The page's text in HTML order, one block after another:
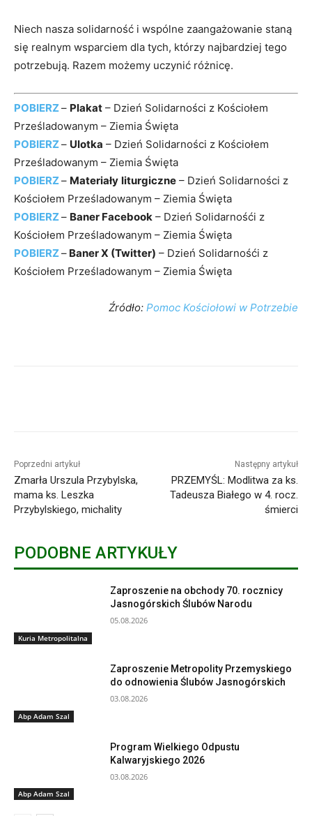
Niech nasza solidarność i wspólne zaangażowanie staną
się realnym wsparciem dla tych, którzy najbardziej tego
potrzebują. Razem możemy uczynić różnicę.
POBIERZ– Plakat – Dzień Solidarności z Kościołem
Prześladowanym – Ziemia Święta
POBIERZ– Ulotka – Dzień Solidarności z Kościołem
Prześladowanym – Ziemia Święta
POBIERZ– Materiały liturgiczne – Dzień Solidarności z
Kościołem Prześladowanym – Ziemia Święta
POBIERZ– Baner Facebook – Dzień Solidarnośći z
Kościołem Prześladowanym – Ziemia Święta
POBIERZ– Baner X (Twitter) – Dzień Solidarnośći z
Kościołem Prześladowanym – Ziemia Święta
Źródło: Pomoc Kościołowi w Potrzebie
Poprzedni artykuł
Zmarła Urszula Przybylska,
mama ks. Leszka
Przybylskiego, michality
Następny artykuł
PRZEMYŚL: Modlitwa za ks.
Tadeusza Białego w 4. rocz.
śmierci
PODOBNE ARTYKUŁY
Kuria Metropolitalna
Zaproszenie na obchody 70. rocznicy
Jasnogórskich Ślubów Narodu
05.08.2026
Abp Adam Szal
Zaproszenie Metropolity Przemyskiego
do odnowienia Ślubów Jasnogórskich
03.08.2026
Abp Adam Szal
Program Wielkiego Odpustu
Kalwaryjskiego 2026
03.08.2026